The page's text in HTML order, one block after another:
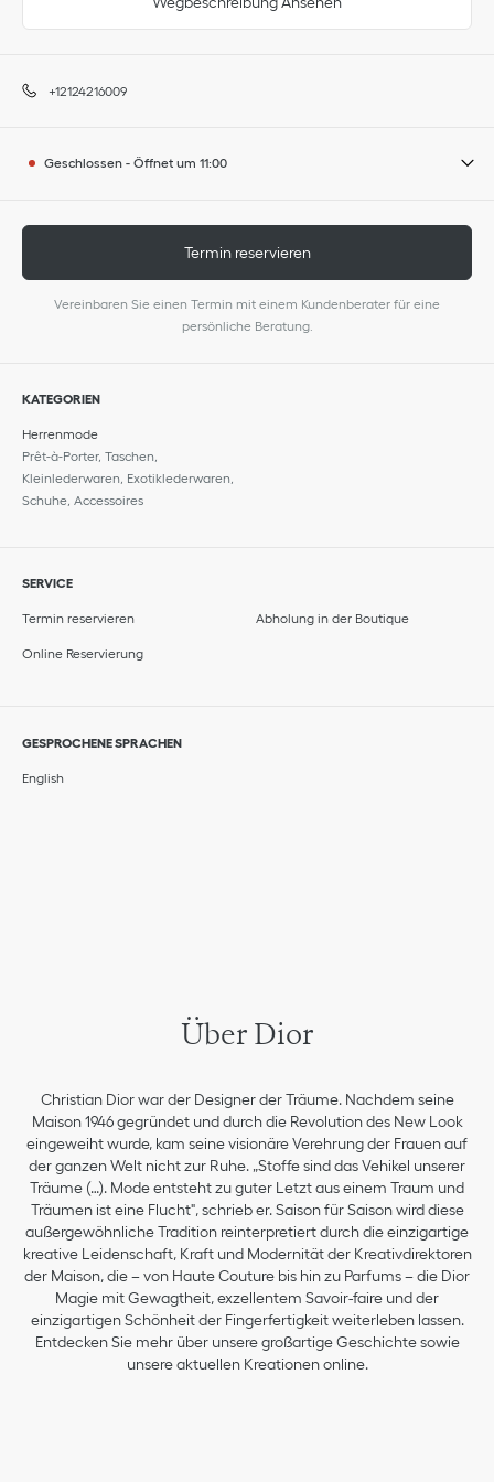
+12124216009
Geschlossen - Öffnet um 11:00
Termin reservieren
Vereinbaren Sie einen Termin mit einem Kundenberater für eine
persönliche Beratung.
KATEGORIEN
Herrenmode
Prêt-à-Porter, Taschen,
Kleinlederwaren, Exotiklederwaren,
Schuhe, Accessoires
SERVICE
Termin reservieren Abholung in der Boutique
Online Reservierung
GESPROCHENE SPRACHEN
English
Über Dior
Christian Dior war der Designer der Träume. Nachdem seine
Maison 1946 gegründet und durch die Revolution des New Look
eingeweiht wurde, kam seine visionäre Verehrung der Frauen auf
der ganzen Welt nicht zur Ruhe. „Stoffe sind das Vehikel unserer
Träume (…). Mode entsteht zu guter Letzt aus einem Traum und
Träumen ist eine Flucht", schrieb er. Saison für Saison wird diese
außergewöhnliche Tradition reinterpretiert durch die einzigartige
kreative Leidenschaft, Kraft und Modernität der Kreativdirektoren
der Maison, die – von Haute Couture bis hin zu Parfums – die Dior
Magie mit Gewagtheit, exzellentem Savoir-faire und der
einzigartigen Schönheit der Fingerfertigkeit weiterleben lassen.
Entdecken Sie mehr über unsere großartige Geschichte sowie
unsere aktuellen Kreationen online.